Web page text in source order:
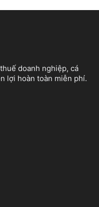
doanh nghiệp, cá
lợi hoàn toàn miễn phí.